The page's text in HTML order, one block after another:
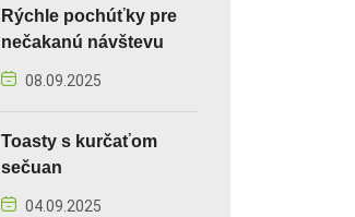
Rýchle pochúťky pre
nečakanú návštevu
08.09.2025
Toasty s kurčaťom
sečuan
04.09.2025